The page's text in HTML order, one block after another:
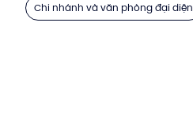
Chi nhánh và văn phòng đại diện